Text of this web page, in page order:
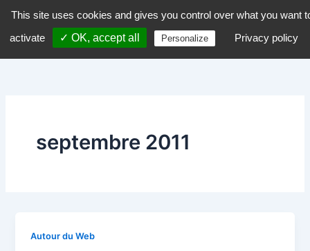
contenu
dZiGue
septembre 2011
Autour du Web
This site uses cookies and gives you control over what you want
activate
✓ OK, accept all Personalize Privacy policy